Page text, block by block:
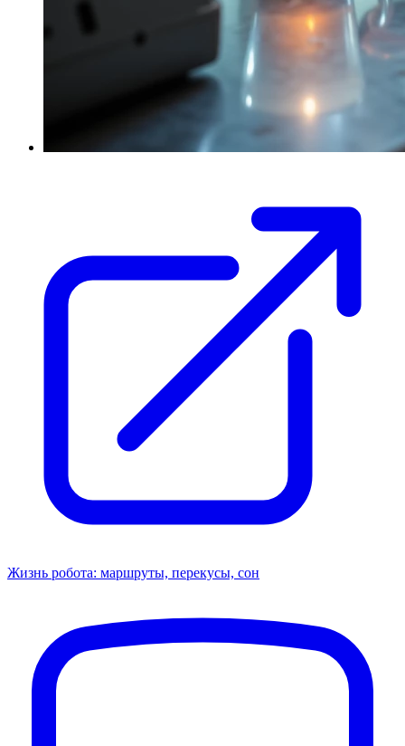
Жизнь робота: маршруты, перекусы, сон